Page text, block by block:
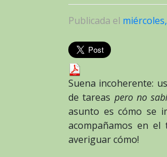
Publicada el
Suena incoherente:
de tareas pero no
asunto es cómo se
acompañamos en el
averiguar cómo!